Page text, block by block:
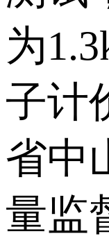
为
子计
省中
量监